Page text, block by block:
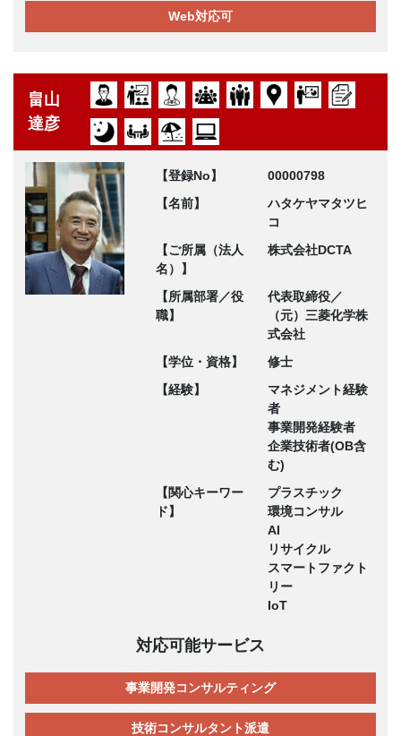
Web対応可
畠山
達彦
【登録No】
00000798
【名前】
ハタケヤマタツヒ
コ
【ご所属（法人
名）】
株式会社DCTA
【所属部署／役
職】
代表取締役／
（元）三菱化学株
式会社
【学位・資格】
修士
【経験】
マネジメント経験
者
事業開発経験者
企業技術者(OB含
む)
【関心キーワー
ド】
プラスチック
環境コンサル
AI
リサイクル
スマートファクト
リー
IoT
対応可能サービス
事業開発コンサルティング
技術コンサルタント派遣